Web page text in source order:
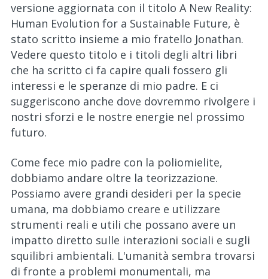
versione aggiornata con il titolo A New Reality:
Human Evolution for a Sustainable Future, è
stato scritto insieme a mio fratello Jonathan.
Vedere questo titolo e i titoli degli altri libri
che ha scritto ci fa capire quali fossero gli
interessi e le speranze di mio padre. E ci
suggeriscono anche dove dovremmo rivolgere i
nostri sforzi e le nostre energie nel prossimo
futuro.
Come fece mio padre con la poliomielite,
dobbiamo andare oltre la teorizzazione.
Possiamo avere grandi desideri per la specie
umana, ma dobbiamo creare e utilizzare
strumenti reali e utili che possano avere un
impatto diretto sulle interazioni sociali e sugli
squilibri ambientali. L'umanità sembra trovarsi
di fronte a problemi monumentali, ma